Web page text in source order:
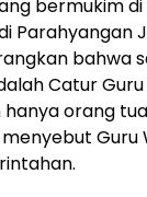
bermukim
Parahyangan
bahwa
Catur
orang
Guru